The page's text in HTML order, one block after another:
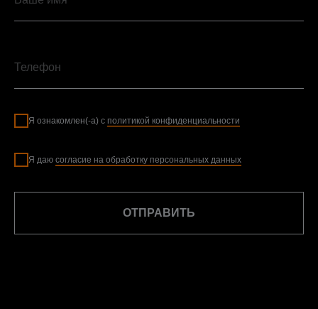
Я ознакомлен(-а) с политикой конфиденциальности
Я даю согласие на обработку персональных данных
ОТПРАВИТЬ